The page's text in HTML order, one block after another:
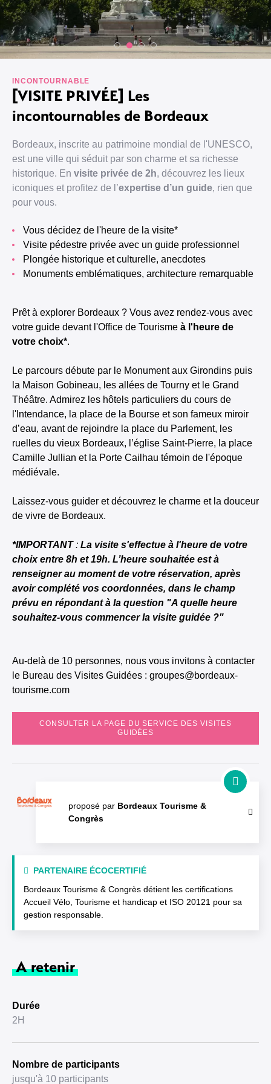
INCONTOURNABLE
[VISITE PRIVÉE] Les
incontournables de Bordeaux
Bordeaux, inscrite au patrimoine mondial de l'UNESCO,
est une ville qui séduit par son charme et sa richesse
historique. En visite privée de 2h, découvrez les lieux
iconiques et profitez de l’expertise d’un guide, rien que
pour vous.
Vous décidez de l'heure de la visite*
Visite pédestre privée avec un guide professionnel
Plongée historique et culturelle, anecdotes
Monuments emblématiques, architecture remarquable
Prêt à explorer Bordeaux ? Vous avez rendez-vous avec
votre guide devant l'Office de Tourisme à l'heure de
votre choix*.
Le parcours débute par le Monument aux Girondins puis
la Maison Gobineau, les allées de Tourny et le Grand
Théâtre. Admirez les hôtels particuliers du cours de
l'Intendance, la place de la Bourse et son fameux miroir
d’eau, avant de rejoindre la place du Parlement, les
ruelles du vieux Bordeaux, l’église Saint-Pierre, la place
Camille Jullian et la Porte Cailhau témoin de l'époque
médiévale.
Laissez-vous guider et découvrez le charme et la douceur
de vivre de Bordeaux.
*IMPORTANT: La visite s'effectue à l'heure de votre
choix entre 8h et 19h. L’heure souhaitée est à
renseigner au moment de votre réservation, après
avoir complété vos coordonnées, dans le champ
prévu en répondant à la question "A quelle heure
souhaitez-vous commencer la visite guidée ?"
Au-delà de 10 personnes, nous vous invitons à contacter
le Bureau des Visites Guidées : groupes@bordeaux-
tourisme.com
CONSULTER LA PAGE DU SERVICE DES VISITES
GUIDÉES
proposé par Bordeaux Tourisme &
Congrès
PARTENAIRE ÉCOCERTIFIÉ
Bordeaux Tourisme & Congrès détient les certifications
Accueil Vélo, Tourisme et handicap et ISO 20121 pour sa
gestion responsable.
A retenir
Durée
2H
Nombre de participants
jusqu'à 10 participants